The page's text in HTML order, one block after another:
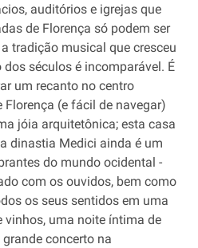
auditórios e igrejas que
de Florença só podem ser
tradição musical que cresceu
séculos é incomparável. É
um recanto no centro
(e fácil de navegar)
jóia arquitetônica; esta casa
dinastia Medici ainda é um
do mundo ocidental -
com os ouvidos, bem como
os seus sentidos em uma
vinhos, uma noite íntima de
concerto na